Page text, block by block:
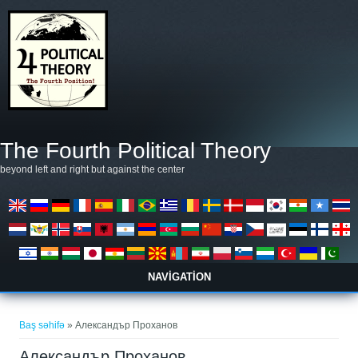
The Fourth Political Theory
beyond left and right but against the center
NAVIGATION
Baş səhifə » Александър Проханов